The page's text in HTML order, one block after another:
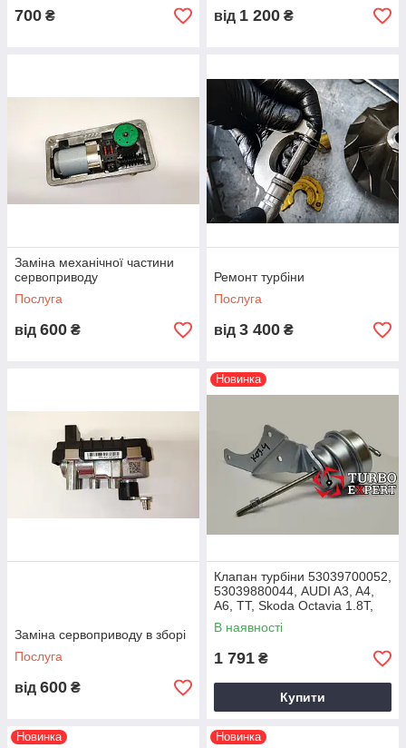
700 ₴ від 1 200 ₴
Заміна механічної частини
сервоприводу
Послуга
від 600 ₴
Ремонт турбіни
Послуга
від 3 400 ₴
Заміна сервоприводу в зборі
Послуга
від 600 ₴
Новинка
Клапан турбіни 53039700052,
53039880044, AUDI A3, A4,
A6, TT, Skoda Octavia 1.8T,
AGU/ALN, 06A145713D,
1996+
В наявності
1 791 ₴
Купити
Новинка Новинка